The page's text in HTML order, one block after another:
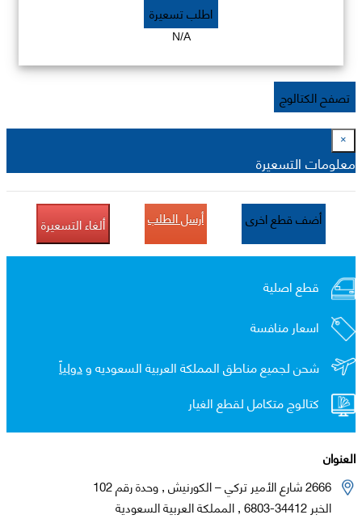
اطلب تسعيرة
N/A
تصفح الكتالوج
×
معلومات التسعيرة
أضف قطع اخرى أرسل الطلب ألغاء التسعيرة
قطع اصلية
اسعار منافسة
شحن لجميع مناطق المملكة العربية السعوديه ودولياً
كتالوج متكامل لقطع الغيار
العنوان
2666 شارع الأمير تركي – الكورنيش , وحدة رقم 102
الخبر 34412-6803 , المملكة العربية السعودية